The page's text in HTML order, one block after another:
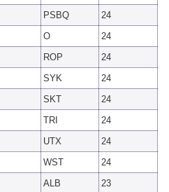
PSBQ
24
O
24
ROP
24
SYK
24
SKT
24
TRI
24
UTX
24
WST
24
ALB
23